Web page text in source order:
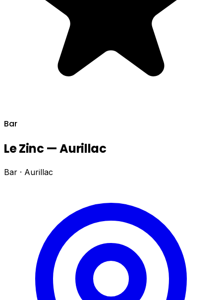
Bar
Le Zinc — Aurillac
Bar · Aurillac